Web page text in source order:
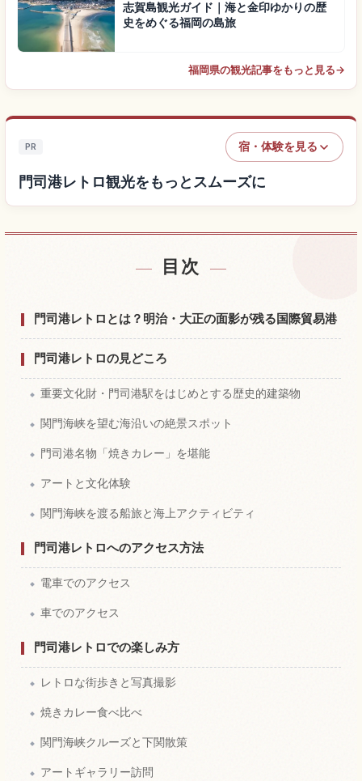
志賀島観光ガイド｜海と金印ゆかりの歴
史をめぐる福岡の島旅
福岡県の観光記事をもっと見る→
PR 宿・体験を見る
門司港レトロ観光をもっとスムーズに
門司港レトロ付近の宿を探す
門司港レトロの体験を探す↗
目次
門司港レトロとは？明治・大正の面影が残る国際貿易港
門司港レトロの見どころ
重要文化財・門司港駅をはじめとする歴史的建築物
関門海峡を望む海沿いの絶景スポット
門司港名物「焼きカレー」を堪能
アートと文化体験
関門海峡を渡る船旅と海上アクティビティ
門司港レトロへのアクセス方法
電車でのアクセス
車でのアクセス
門司港レトロでの楽しみ方
レトロな街歩きと写真撮影
焼きカレー食べ比べ
関門海峡クルーズと下関散策
アートギャラリー訪問